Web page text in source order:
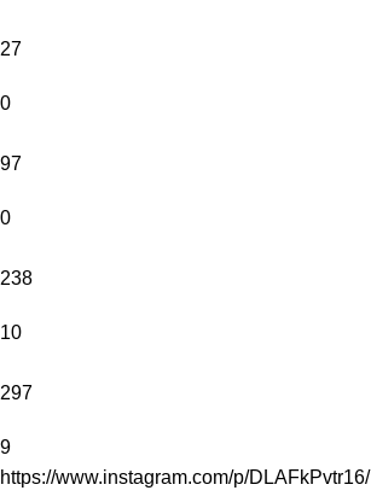
27
0
97
0
238
10
297
9
https://www.instagram.com/p/DLAFkPvtr16/